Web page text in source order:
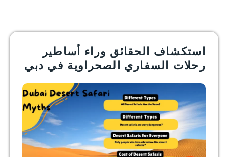
استكشاف الحقائق وراء أساطير
رحلات السفاري الصحراوية في دبي